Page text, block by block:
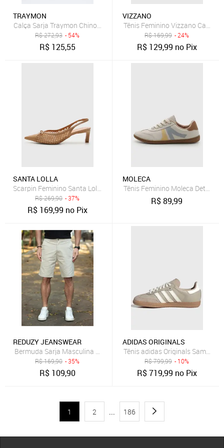
TRAYMON
Calça Sarja Traymon Chino Regular Bege
R$272,93 - 54%
R$ 125,55
VIZZANO
Tênis Feminino Vizzano
R$169,99 - 24%
R$ 129,99 no Pix
SANTA LOLLA
Scarpin Feminino Santa Lolla Tela Tramado Bege
R$269,90 - 37%
R$ 169,99 no Pix
MOLECA
Tênis Feminino Moleca
R$89,99
REDUZY JEANSWEAR
Bermuda Sarja Masculina Reduzy Alfaiataria Areia
R$169,90 - 35%
R$ 109,90
ADIDAS ORIGINALS
Tênis adidas Originals Samba
R$799,99 - 10%
R$719,99 no Pix
1 2 ... 186